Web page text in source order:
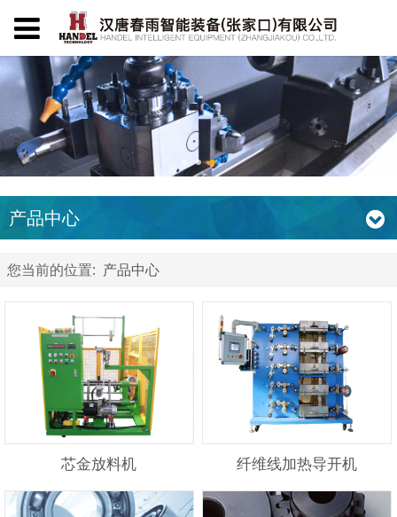
产品中心
您当前的位置: 产品中心
芯金放料机 纤维线加热导开机